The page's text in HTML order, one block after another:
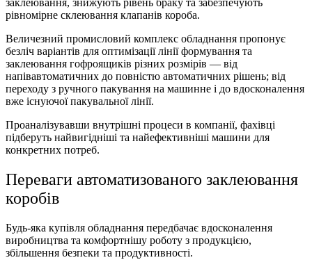
заклеювання, знижують рівень браку та забезпечують
рівномірне склеювання клапанів короба.
Величезний промисловий комплекс обладнання пропонує
безліч варіантів для оптимізації лінії формування та
заклеювання гофроящиків різних розмірів — від
напівавтоматичних до повністю автоматичних рішень; від
переходу з ручного пакування на машинне і до вдосконалення
вже існуючої пакувальної лінії.
Проаналізувавши внутрішні процеси в компанії, фахівці
підберуть найвигідніші та найефективніші машини для
конкретних потреб.
Переваги автоматизованого заклеювання
коробів
Будь-яка купівля обладнання передбачає вдосконалення
виробництва та комфортнішу роботу з продукцією,
збільшення безпеки та продуктивності.